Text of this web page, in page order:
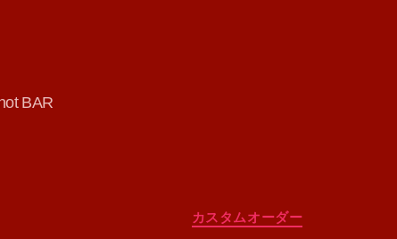
BAR
カ
テ
カスタムオーダー